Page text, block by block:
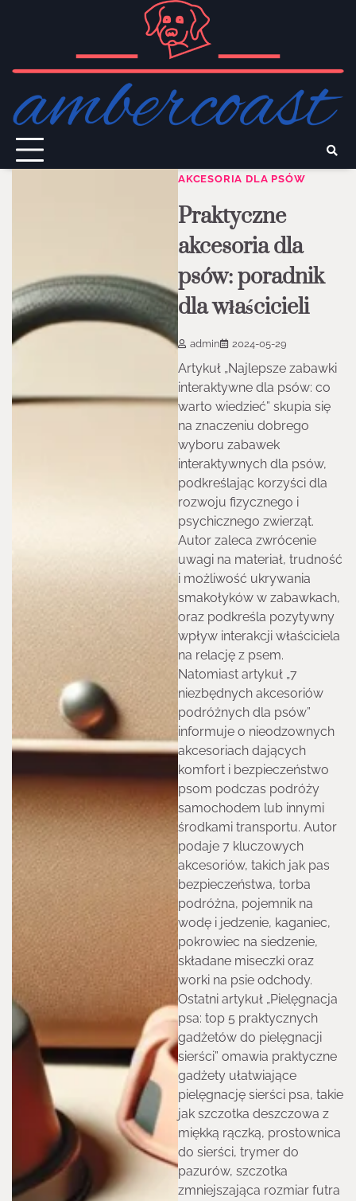
AKCESORIA DLA PSÓW
Praktyczne
akcesoria dla
psów: poradnik
dla właścicieli
admin 2024-05-29
Artykuł „Najlepsze zabawki
interaktywne dla psów: co
warto wiedzieć” skupia się
na znaczeniu dobrego
wyboru zabawek
interaktywnych dla psów,
podkreślając korzyści dla
rozwoju fizycznego i
psychicznego zwierząt.
Autor zaleca zwrócenie
uwagi na materiał, trudność
i możliwość ukrywania
smakołyków w zabawkach,
oraz podkreśla pozytywny
wpływ interakcji właściciela
na relację z psem.
Natomiast artykuł „7
niezbędnych akcesoriów
podróżnych dla psów”
informuje o nieodzownych
akcesoriach dających
komfort i bezpieczeństwo
psom podczas podróży
samochodem lub innymi
środkami transportu. Autor
podaje 7 kluczowych
akcesoriów, takich jak pas
bezpieczeństwa, torba
podróżna, pojemnik na
wodę i jedzenie, kaganiec,
pokrowiec na siedzenie,
składane miseczki oraz
worki na psie odchody.
Ostatni artykuł „Pielęgnacja
psa: top 5 praktycznych
gadżetów do pielęgnacji
sierści” omawia praktyczne
gadżety ułatwiające
pielęgnację sierści psa, takie
jak szczotka deszczowa z
miękką rączką, prostownica
do sierści, trymer do
pazurów, szczotka
zmniejszająca rozmiar futra